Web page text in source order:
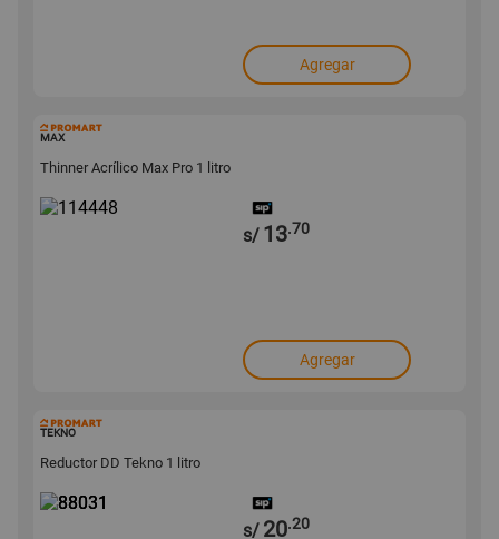
Agregar
MAX
Thinner Acrílico Max Pro 1 litro
s/ 13.70
Agregar
TEKNO
Reductor DD Tekno 1 litro
s/ 20.20